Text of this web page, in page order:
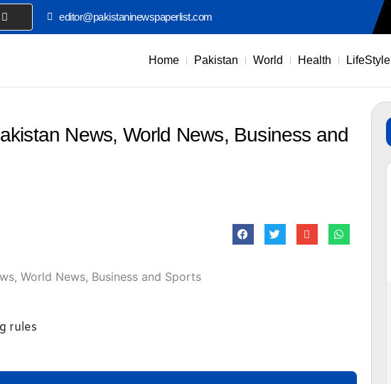
editor@pakistaninewspaperlist.com
Home Pakistan World Health LifeStyle
News, World News, Business and
rules